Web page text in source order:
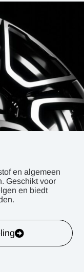
en algemeen
Geschikt voor
en biedt